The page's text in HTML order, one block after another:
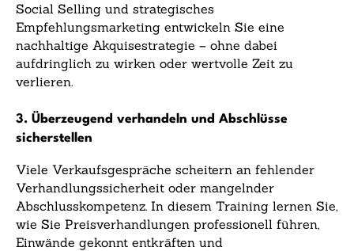
Social Selling und strategisches
Empfehlungsmarketing entwickeln Sie eine
nachhaltige Akquisestrategie – ohne dabei
aufdringlich zu wirken oder wertvolle Zeit zu
verlieren.
3. Überzeugend verhandeln und Abschlüsse
sicherstellen
Viele Verkaufsgespräche scheitern an fehlender
Verhandlungssicherheit oder mangelnder
Abschlusskompetenz. In diesem Training lernen Sie,
wie Sie Preisverhandlungen professionell führen,
Einwände gekonnt entkräften und